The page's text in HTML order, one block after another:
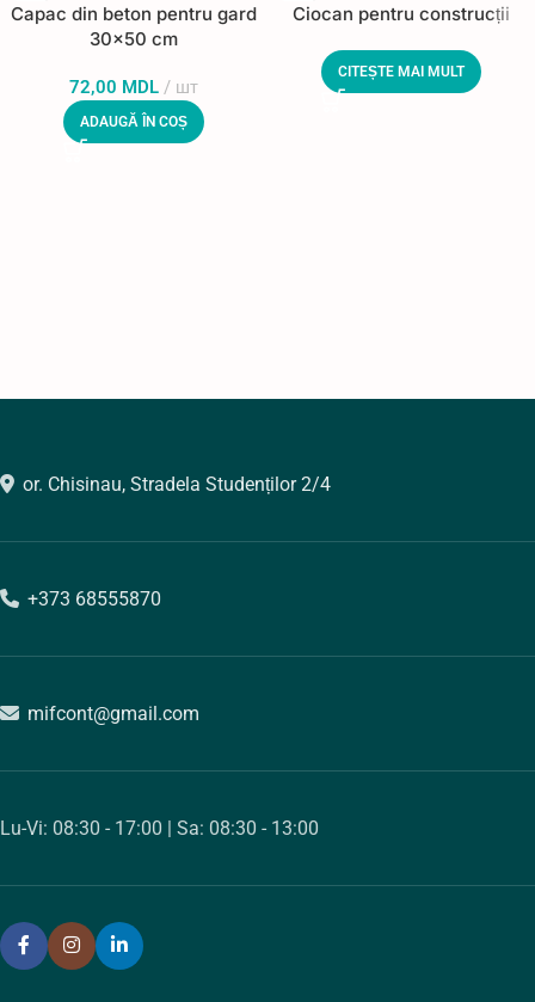
Capac din beton pentru gard
30×50 cm
72,00 MDL шт
ADAUGĂ ÎN COȘ
Ciocan pentru construcții
CITEȘTE MAI MULT
or. Chisinau, Stradela Studenților 2/4
+373 68555870
mifcont@gmail.com
Lu-Vi: 08:30 - 17:00 | Sa: 08:30 - 13:00